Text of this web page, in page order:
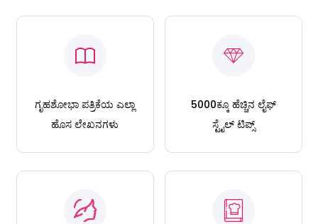
ಗೃಹಶೋಭಾ ಪತ್ರಿಕೆಯ ಎಲ್ಲಾ
ಹೊಸ ಲೇಖನಗಳು
5000ಕ್ಕೂ ಹೆಚ್ಚಿನ ಲೈಫ್
ಸ್ಟೈಲ್ ಟಿಪ್ಸ್